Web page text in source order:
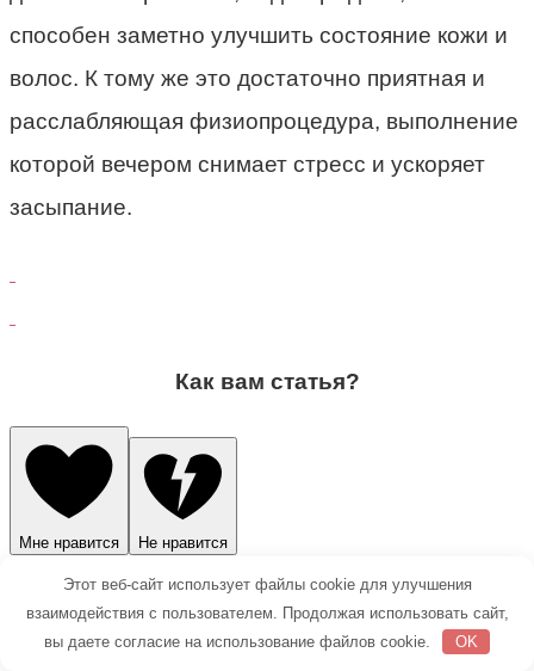
способен заметно улучшить состояние кожи и
волос. К тому же это достаточно приятная и
расслабляющая физиопроцедура, выполнение
которой вечером снимает стресс и ускоряет
засыпание.
Как вам статья?
Мне нравится Не нравится
Этот веб-сайт использует файлы cookie для улучшения
взаимодействия с пользователем. Продолжая использовать сайт,
вы даете согласие на использование файлов cookie.
OK